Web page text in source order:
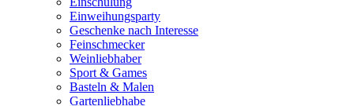
Einweihungsparty
Geschenke nach Interesse
Feinschmecker
Weinliebhaber
Sport & Games
Basteln & Malen
Gartenliebhabe